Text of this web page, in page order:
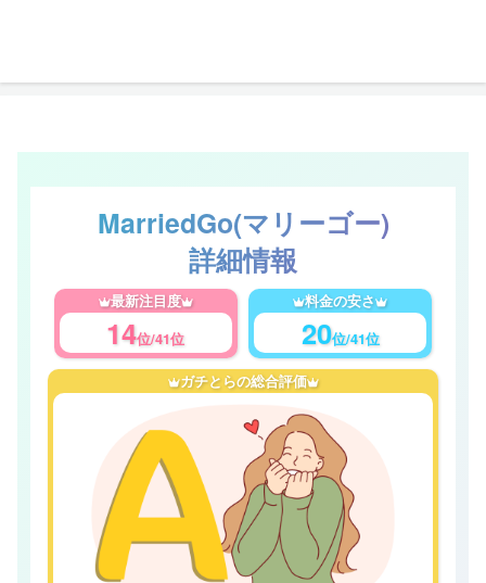
MarriedGo(マリーゴー)
詳細情報
最新注目度
14位/41位
料金の安さ
20位/41位
ガチとらの総合評価